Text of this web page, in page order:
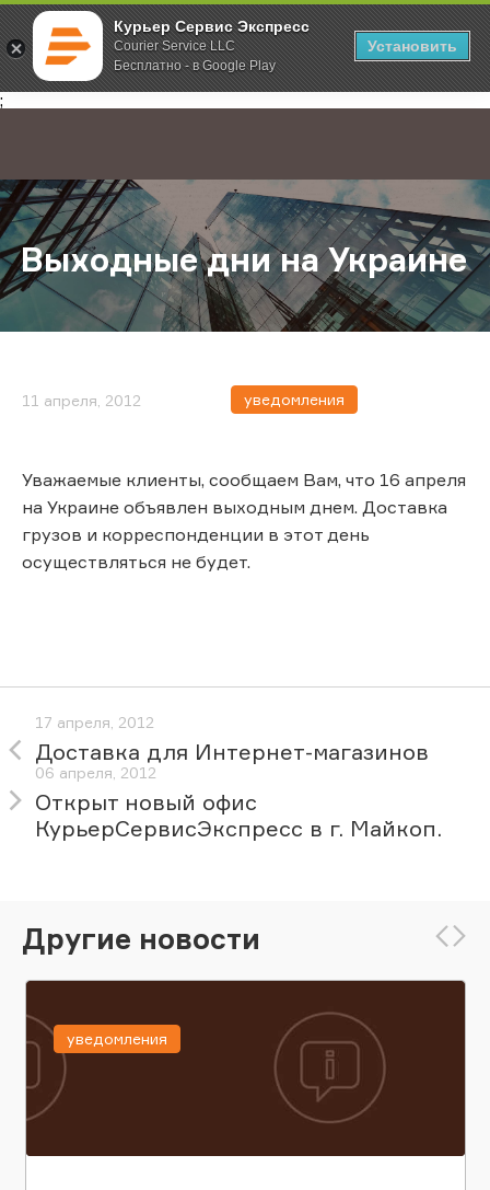
Курьер Сервис Экспресс
Courier Service LLC
Бесплатно - в Google Play
Установить
;
Главная О компании Новости Выходные дни на Украине
Выходные дни на Украине
11 апреля, 2012 уведомления
Уважаемые клиенты, сообщаем Вам, что 16 апреля
на Украине объявлен выходным днем. Доставка
грузов и корреспонденции в этот день
осуществляться не будет.
17 апреля, 2012
Доставка для Интернет-магазинов
06 апреля, 2012
Открыт новый офис
КурьерСервисЭкспресс в г. Майкоп.
Другие новости
уведомления